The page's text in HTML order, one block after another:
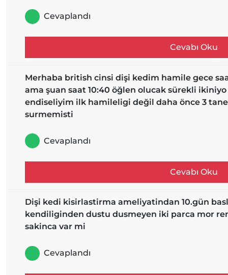
Cevaplandı
Cevabı Oku
Merhaba british cinsi dişi kedim hamile gece
ama şuan saat 10:40 öğlen olucak sürekli
endiseliyim ilk hamileligi değil daha önce 3
surmemisti
Cevaplandı
Cevabı Oku
Dişi kedi kisirlastirma ameliyatindan 10.gün
kendiliginden dustu dusmeyen iki parca mor
sakinca var mi
Cevaplandı